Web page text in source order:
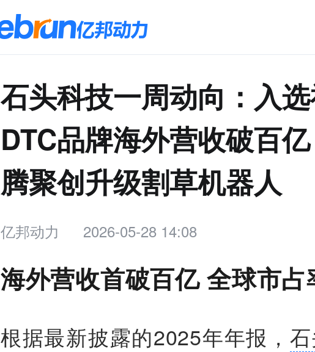
石头科技一周动向：入
DTC品牌海外营收破百
腾聚创升级割草机器人
亿邦动力 2026-05-28 14:08
海外营收首破百亿 全球市占
根据最新披露的2025年年报，